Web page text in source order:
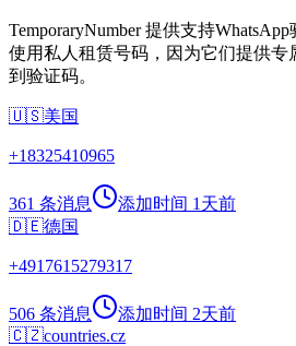
TemporaryNumber 提供支持
使用私人租赁号码，因为它们提供专
到验证码。
🇺🇸美国
+18325410965
361 条消息 添加时间 1天前
🇩🇪德国
+4917615279317
506 条消息 添加时间 2天前
🇨🇿countries.cz